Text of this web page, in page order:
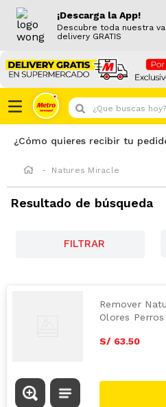
¡Descarga la App!
Descubre toda nuestra
delivery GRATIS
¿Que buscas hoy?
¿Cómo quieres recibir tu
Natures Miracle
Resultado de búsqueda
FILTRAR
Remover
Olores
S/ 63.50